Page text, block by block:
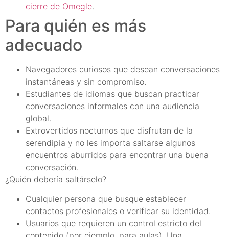
cierre de Omegle.
Para quién es más
adecuado
Navegadores curiosos que desean conversaciones
instantáneas y sin compromiso.
Estudiantes de idiomas que buscan practicar
conversaciones informales con una audiencia
global.
Extrovertidos nocturnos que disfrutan de la
serendipia y no les importa saltarse algunos
encuentros aburridos para encontrar una buena
conversación.
¿Quién debería saltárselo?
Cualquier persona que busque establecer
contactos profesionales o verificar su identidad.
Usuarios que requieren un control estricto del